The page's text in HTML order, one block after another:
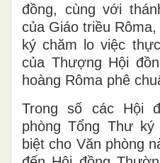
đồng, cùng với
của Giáo triều
ký chăm lo việc
của Thượng Hội
hoàng Rôma phê
Trong số các Hội
phòng Tổng Thư
biệt cho Văn phòng